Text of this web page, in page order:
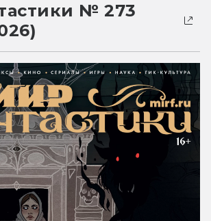
№ 273